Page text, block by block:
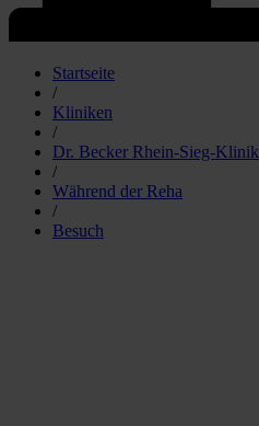
Startseite
/
Kliniken
/
Dr. Becker Rhein-Sieg-Klinik
/
Während der Reha
/
Besuch